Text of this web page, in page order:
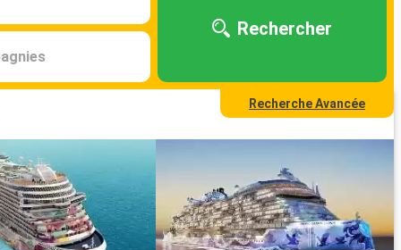
Rechercher
Recherche Avancée